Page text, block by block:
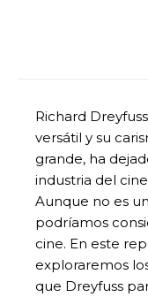
Richard
versátil y su
grande, ha
industria del
Aunque no es
podríamos
cine. En este
exploraremos
que Dreyfuss